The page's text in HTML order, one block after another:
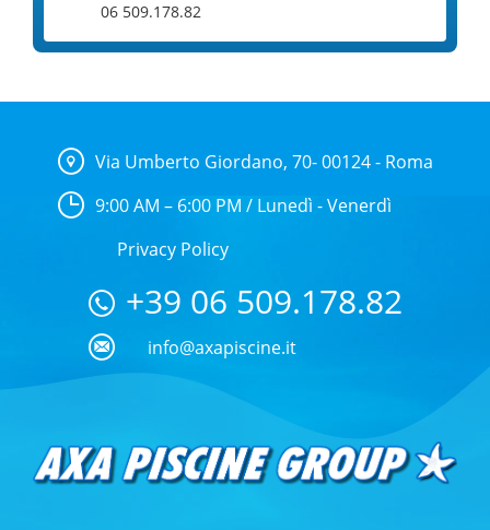
06 509.178.82
Via Umberto Giordano, 70- 00124 - Roma
9:00 AM – 6:00 PM / Lunedì - Venerdì
Privacy Policy
+39 06 509.178.82
info@axapiscine.it